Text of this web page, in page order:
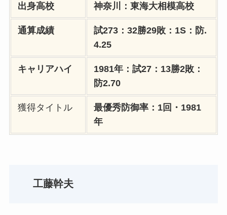
出身高校 神奈川：東海大相模高校
通算成績
試273：32勝29敗：1S：防.
4.25
キャリアハイ
1981年：試27：13勝2敗：
防2.70
獲得タイトル
最優秀防御率：1回・1981
年
工藤幹夫